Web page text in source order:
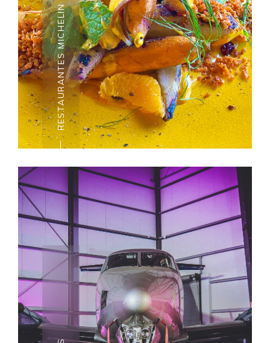
mar Mediterráneo y por los
servicios de lujo dignos de un
hotel de 5 estrellas.
RESTAURANTES MICHELIN
RESTAURANTES MICHELIN
Michelin es la guía más
reconocida para restaurantes a
nivel mundial y, por primera vez
en 2020, la guía incluyó 26
restaurantes en Malta y Gozo.
Además, 3 de estos
restaurantes fueron premiados,
con una estrella Michelin: De
Mondion, Under Grain y Noni.